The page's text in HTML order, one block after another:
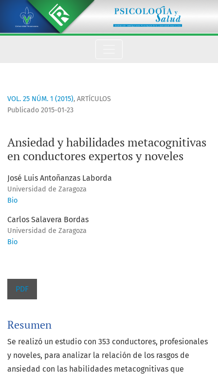
Ansiedad y habilidades metacognitivas en conductores
VOL. 25 NÚM. 1 (2015), ARTÍCULOS
Ansiedad y habilidades metacognitivas
en conductores expertos y noveles
Publicado 2015-01-23
José Luis Antoñanzas Laborda
Universidad de Zaragoza
Bio
Carlos Salavera Bordas
Universidad de Zaragoza
Bio
PDF
Resumen
Se realizó un estudio con 353 conductores, profesionales
y noveles, para analizar la relación de los rasgos de
ansiedad con las habilidades metacognitivas que